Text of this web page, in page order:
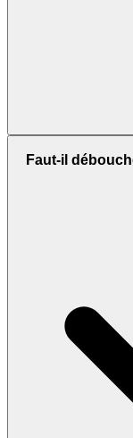
Faut-il